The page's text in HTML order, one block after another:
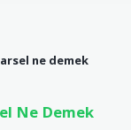
ne demek
Ne Demek